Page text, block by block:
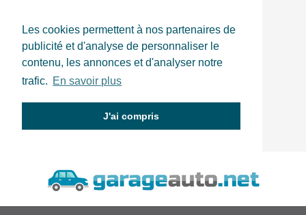
Les cookies permettent à nos partenaires de
publicité et d'analyse de personnaliser le
contenu, les annonces et d'analyser notre
trafic. En savoir plus
J'ai compris